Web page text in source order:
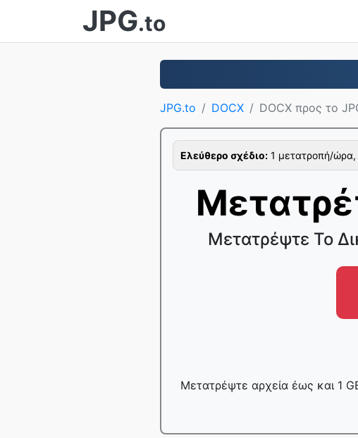
JPG.to
JPG.to DOCX DOCX προς το
Ελεύθερο σχέδιο: 1 μετατροπή/ώρα,
Μετατρέψτε Το
Μετατρέψτε αρχεία έως και 1